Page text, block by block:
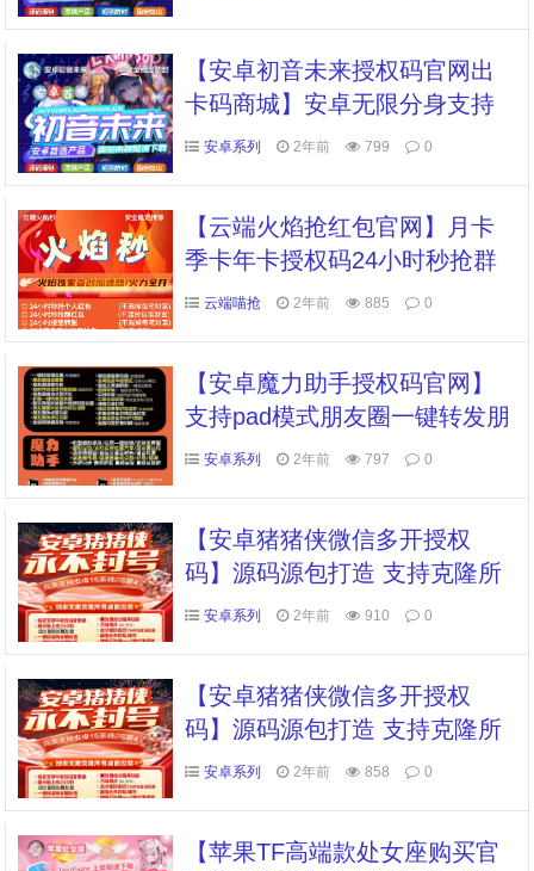
【安卓初音未来授权码官网出
卡码商城】安卓无限分身支持
微信QQ抖音快手等所有应用
安卓系列 2年前 799 0
【云端火焰抢红包官网】月卡
季卡年卡授权码24小时秒抢群
红包自动收藏转发朋友圈自动
云端喵抢 2年前 885 0
【安卓魔力助手授权码官网】
支持pad模式朋友圈一键转发朋
友圈霸屏超级群发消息防撤回
自动收款 自动抢红包 高端款
安卓系列 2年前 797 0
【安卓猪猪侠微信多开授权
码】源码源包打造 支持克隆所
有应用 pad登录模式 万群同步
安卓系列 2年前 910 0
【安卓猪猪侠微信多开授权
码】源码源包打造 支持克隆所
有应用 pad登录模式 万群同步
安卓系列 2年前 858 0
【苹果TF高端款处女座购买官